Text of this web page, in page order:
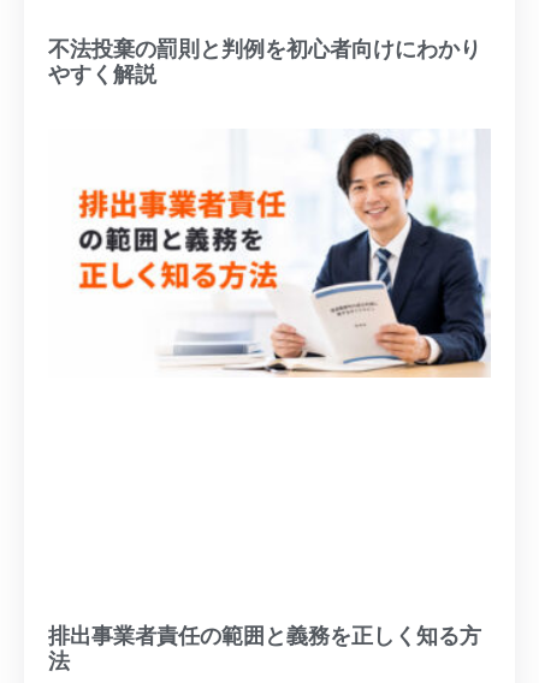
不法投棄の罰則と判例を初心者向けにわかり
やすく解説
排出事業者責任の範囲と義務を正しく知る方
法